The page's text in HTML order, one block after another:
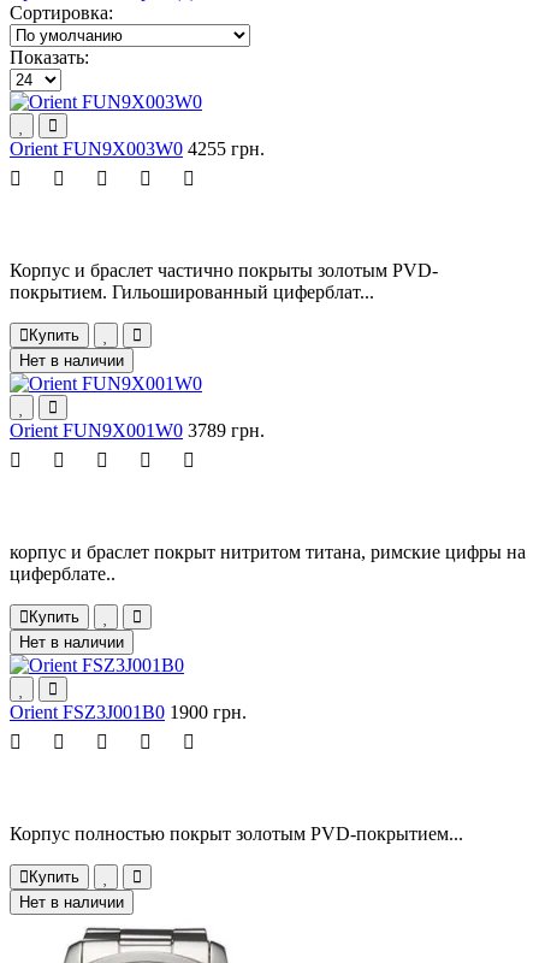
Сортировка:
Показать:
Orient FUN9X003W0 4255 грн.
Корпус и браслет частично покрыты золотым PVD-
покрытием. Гильошированный циферблат...
Купить
Нет в наличии
Orient FUN9X001W0 3789 грн.
корпус и браслет покрыт нитритом титана, римские цифры на
циферблате..
Купить
Нет в наличии
Orient FSZ3J001B0 1900 грн.
Корпус полностью покрыт золотым PVD-покрытием...
Купить
Нет в наличии